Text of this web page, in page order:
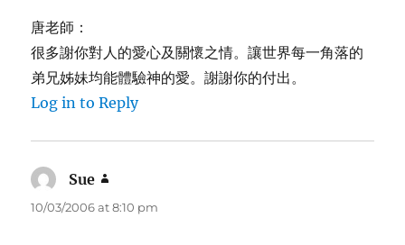
唐老師：
很多謝你對人的愛心及關懷之情。讓世界每一角落的
弟兄姊妹均能體驗神的愛。謝謝你的付出。
Log in to Reply
Sue
10/03/2006 at 8:10 pm